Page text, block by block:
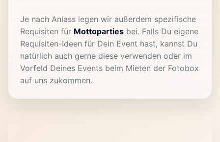
Je nach Anlass legen wir außerdem spezifische
Requisiten für Mottoparties bei. Falls Du eigene
Requisiten-Ideen für Dein Event hast, kannst Du
natürlich auch gerne diese verwenden oder im
Vorfeld Deines Events beim Mieten der Fotobox
auf uns zukommen.